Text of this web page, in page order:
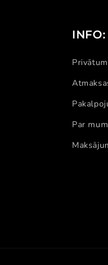
INFO:
Par